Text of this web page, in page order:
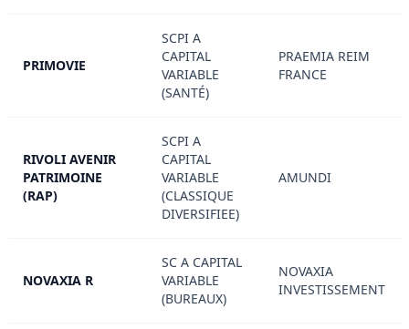
PRIMOVIE
SCPI A
CAPITAL
VARIABLE
(SANTÉ)
PRAEMIA REIM
FRANCE
RIVOLI AVENIR
PATRIMOINE
(RAP)
SCPI A
CAPITAL
VARIABLE
(CLASSIQUE
DIVERSIFIEE)
AMUNDI
NOVAXIA R
SC A CAPITAL
VARIABLE
(BUREAUX)
NOVAXIA
INVESTISSEMENT